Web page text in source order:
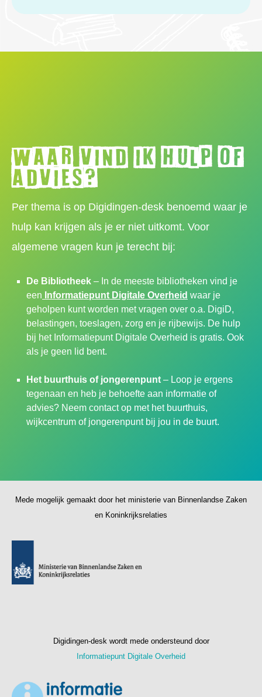
Waar vind ik hulp of
advies?
Per thema is op Digidingen-desk benoemd waar je
hulp kan krijgen als je er niet uitkomt. Voor
algemene vragen kun je terecht bij:
De Bibliotheek – In de meeste bibliotheken vind je
een Informatiepunt Digitale Overheid waar je
geholpen kunt worden met vragen over o.a. DigiD,
belastingen, toeslagen, zorg en je rijbewijs. De hulp
bij het Informatiepunt Digitale Overheid is gratis. Ook
als je geen lid bent.
Het buurthuis of jongerenpunt – Loop je ergens
tegenaan en heb je behoefte aan informatie of
advies? Neem contact op met het buurthuis,
wijkcentrum of jongerenpunt bij jou in de buurt.
Mede mogelijk gemaakt door het ministerie van Binnenlandse Zaken
en Koninkrijksrelaties
Digidingen-desk wordt mede ondersteund door
Informatiepunt Digitale Overheid